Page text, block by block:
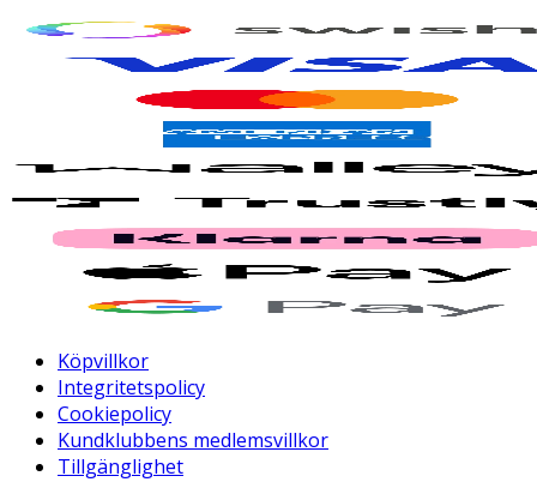
Köpvillkor
Integritetspolicy
Cookiepolicy
Kundklubbens medlemsvillkor
Tillgänglighet